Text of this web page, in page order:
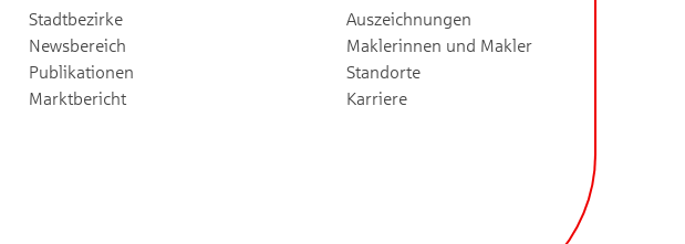
Stadtbezirke
Newsbereich
Publikationen
Marktbericht
Auszeichnungen
Maklerinnen und Makler
Standorte
Karriere